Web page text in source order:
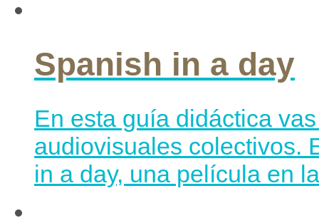
Spanish in a day
En esta guía didáctica
audiovisuales colectivos.
in a day, una película en